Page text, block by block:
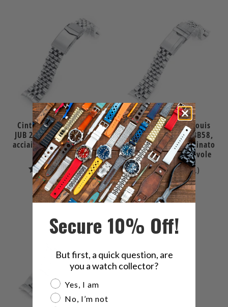
Cinturino Angus-J Louis
JUB 20mm per TUD BB58,
acciaio inox 316L satinato
con chiusura V
(3)3
recensioni
totali
$129.99
Cinturino Angus-J Louis
JUB 20mm per TUD BB58,
acciaio inox 316L satinato
con chiusura pieghevole
(1)
$169.99
Secure 10% Off!
But first, a quick question, are
you a watch collector?
Are you a watch collector?
Yes, I am
No, I’m not